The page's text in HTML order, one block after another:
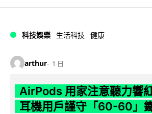
科技娛樂 生活科技 健康
arthur 1 日
AirPods 用家注意聽力響
耳機用戶謹守「60-60」